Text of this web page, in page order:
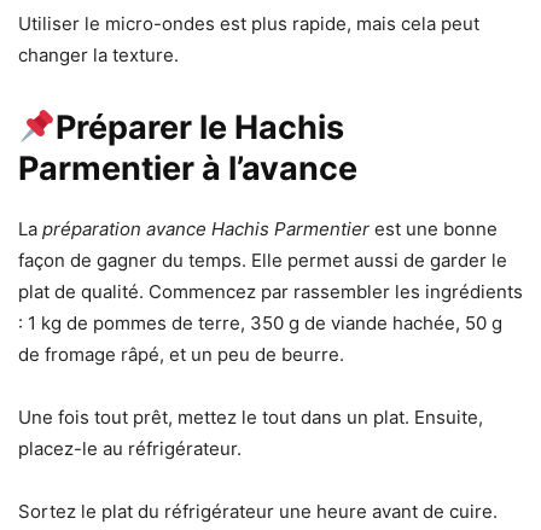
Utiliser le micro-ondes est plus rapide, mais cela peut
changer la texture.
Préparer le Hachis
Parmentier à l’avance
La préparation avance Hachis Parmentier est une bonne
façon de gagner du temps. Elle permet aussi de garder le
plat de qualité. Commencez par rassembler les ingrédients
: 1 kg de pommes de terre, 350 g de viande hachée, 50 g
de fromage râpé, et un peu de beurre.
Une fois tout prêt, mettez le tout dans un plat. Ensuite,
placez-le au réfrigérateur.
Sortez le plat du réfrigérateur une heure avant de cuire.